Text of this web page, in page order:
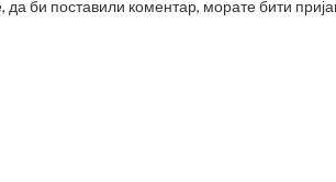
да би поставили коментар, моратебити